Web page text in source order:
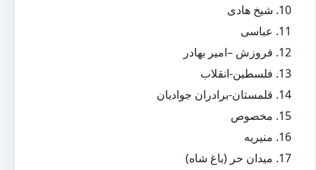
شیخ هادی
عباسی
فروزش –امیر بهادر
فلسطین-انقلاب
قلمستان-برادران جوادیان
مخصوص
منیریه
میدان حر (باغ شاه)